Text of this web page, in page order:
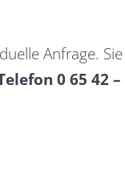
Anfrage.
0 65 42